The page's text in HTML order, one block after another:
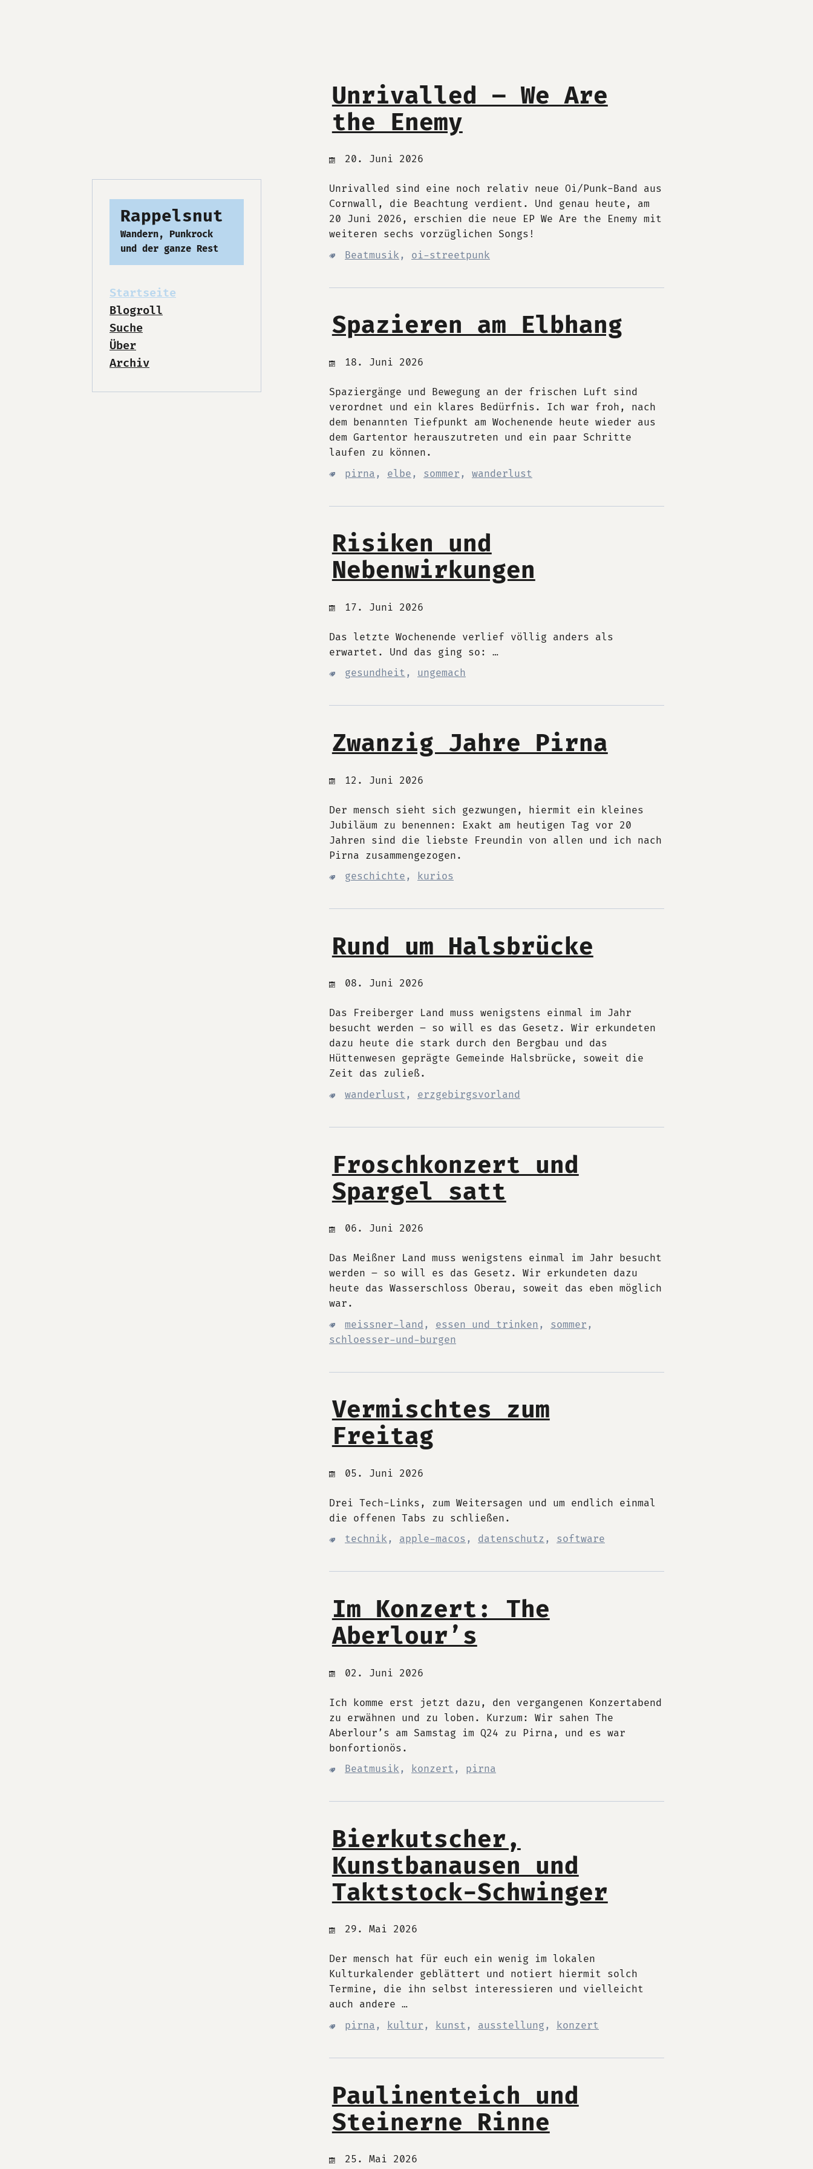
Rappelsnut
Wandern, Punkrock
und der ganze Rest
Startseite
Blogroll
Suche
Über
Archiv
Unrivalled – We Are
the Enemy
20. Juni 2026
Unrivalled sind eine noch relativ neue Oi/Punk-Band aus
Cornwall, die Beachtung verdient. Und genau heute, am
20 Juni 2026, erschien die neue EP We Are the Enemy mit
weiteren sechs vorzüglichen Songs!
Beatmusik , oi-streetpunk
Spazieren am Elbhang
18. Juni 2026
Spaziergänge und Bewegung an der frischen Luft sind
verordnet und ein klares Bedürfnis. Ich war froh, nach
dem benannten Tiefpunkt am Wochenende heute wieder aus
dem Gartentor herauszutreten und ein paar Schritte
laufen zu können.
pirna , elbe , sommer , wanderlust
Risiken und
Nebenwirkungen
17. Juni 2026
Das letzte Wochenende verlief völlig anders als
erwartet. Und das ging so: …
gesundheit , ungemach
Zwanzig Jahre Pirna
12. Juni 2026
Der mensch sieht sich gezwungen, hiermit ein kleines
Jubiläum zu benennen: Exakt am heutigen Tag vor 20
Jahren sind die liebste Freundin von allen und ich nach
Pirna zusammengezogen.
geschichte , kurios
Rund um Halsbrücke
08. Juni 2026
Das Freiberger Land muss wenigstens einmal im Jahr
besucht werden – so will es das Gesetz. Wir erkundeten
dazu heute die stark durch den Bergbau und das
Hüttenwesen geprägte Gemeinde Halsbrücke, soweit die
Zeit das zuließ.
wanderlust , erzgebirgsvorland
Froschkonzert und
Spargel satt
06. Juni 2026
Das Meißner Land muss wenigstens einmal im Jahr besucht
werden – so will es das Gesetz. Wir erkundeten dazu
heute das Wasserschloss Oberau, soweit das eben möglich
war.
meissner-land , essen und trinken , sommer ,
schloesser-und-burgen
Vermischtes zum
Freitag
05. Juni 2026
Drei Tech-Links, zum Weitersagen und um endlich einmal
die offenen Tabs zu schließen.
technik , apple-macos , datenschutz , software
Im Konzert: The
Aberlour’s
02. Juni 2026
Ich komme erst jetzt dazu, den vergangenen Konzertabend
zu erwähnen und zu loben. Kurzum: Wir sahen The
Aberlour’s am Samstag im Q24 zu Pirna, und es war
bonfortionös.
Beatmusik , konzert , pirna
Bierkutscher,
Kunstbanausen und
Taktstock-Schwinger
29. Mai 2026
Der mensch hat für euch ein wenig im lokalen
Kulturkalender geblättert und notiert hiermit solch
Termine, die ihn selbst interessieren und vielleicht
auch andere …
pirna , kultur , kunst , ausstellung , konzert
Paulinenteich und
Steinerne Rinne
25. Mai 2026